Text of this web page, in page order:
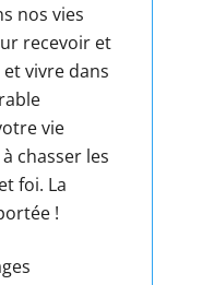
nos vies
recevoir et
vivre dans
vie
chasser les
foi. La
!